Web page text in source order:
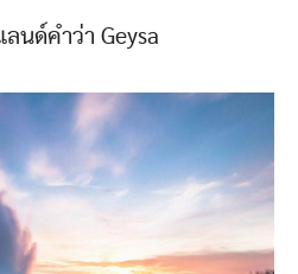
นด์คำว่า Geysa